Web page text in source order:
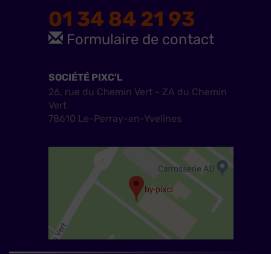
01 34 84 21 93
Formulaire de contact
SOCIÉTÉ PIXC'L
26, rue du Chemin Vert - ZA du Chemin
Vert
78610 Le-Perray-en-Yvelines